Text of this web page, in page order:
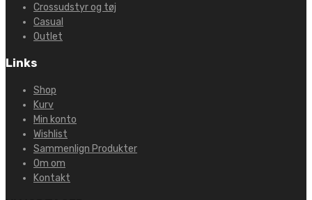
Crossudstyr og tøj
Casual
Outlet
Links
Shop
Kurv
Min konto
Wishlist
Sammenlign Produkter
Om om
Kontakt